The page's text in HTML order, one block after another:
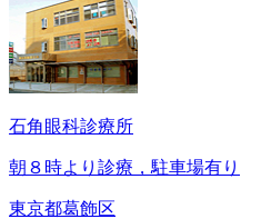
石角眼科診療所
朝８時より診療，駐車場有り
東京都葛飾区